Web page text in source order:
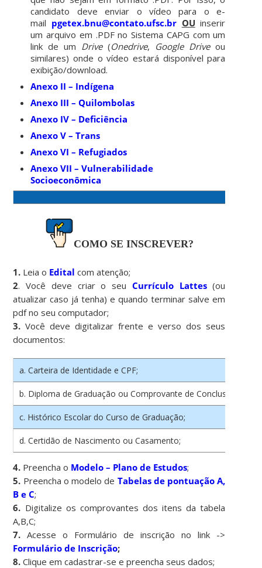
candidato deve enviar o vídeo para o e-
mail pgetex.bnu@contato.ufsc.br OU inserir
um arquivo em .PDF no Sistema CAPG com um
link de um Drive(Onedrive, Google Driveou
similares) onde o vídeo estará disponível para
exibição/download.
Anexo II – Indígena
Anexo III – Quilombolas
Anexo IV – Deficiência
Anexo V – Trans
Anexo VI – Refugiados
Anexo VII – Vulnerabilidade
Socioeconômica
COMO SE INSCREVER?
1. Leia o Edital com atenção;
2. Você deve criar o seu Currículo Lattes(ou
atualizar caso já tenha) e quando terminar salve em
pdf no seu computador;
3. Você deve digitalizar frente e verso dos seus
documentos:
a. Carteira de Identidade e CPF;
b. Diploma de Graduação ou Comprovante de Conclusão da
c. Histórico Escolar do Curso de Graduação;
d. Certidão de Nascimento ou Casamento;
4. Preencha o Modelo – Plano de Estudos;
5. Preencha o modelo de Tabelas de pontuação A,
B e C;
6. Digitalize os comprovantes dos itens da tabela
A,B,C;
7. Acesse o Formulário de inscrição no link ->
Formulário de Inscrição;
8. Clique em cadastrar-se e preencha seus dados;